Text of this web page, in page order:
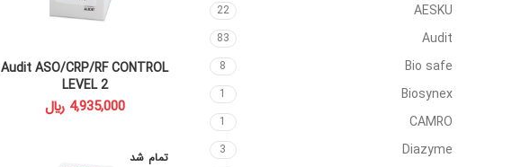
AESKU
22
Audit
83
Bio safe
8
Biosynex
1
CAMRO
1
Diazyme
3
READ MORE
Audit ASO/CRP/RF CONTROL
LEVEL 2
﷼
تمام شد